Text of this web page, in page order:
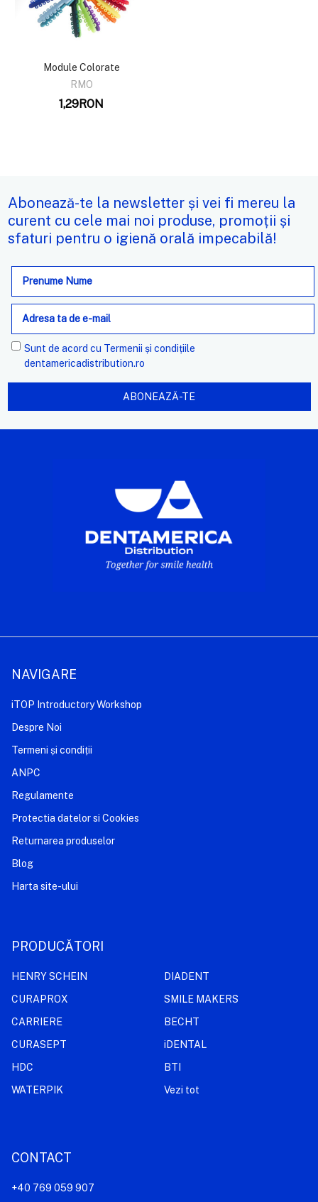
Module Colorate
RMO
1,29RON
Abonează-te la newsletter și vei fi mereu la
curent cu cele mai noi produse, promoții și
sfaturi pentru o igienă orală impecabilă!
Adresa
e-
mail
Sunt de acord cu Termenii și condițiile
dentamericadistribution.ro
NAVIGARE
iTOP Introductory Workshop
Despre Noi
Termeni și condiții
ANPC
Regulamente
Protectia datelor si Cookies
Returnarea produselor
Blog
Harta site-ului
PRODUCĂTORI
HENRY SCHEIN
CURAPROX
CARRIERE
CURASEPT
HDC
WATERPIK
DIADENT
SMILE MAKERS
BECHT
iDENTAL
BTI
Vezi tot
CONTACT
+40 769 059 907